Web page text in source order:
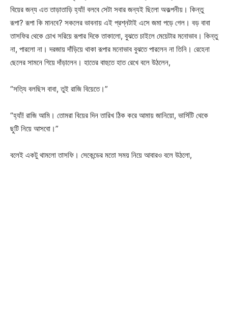
বিয়ের জন্য এত তাড়াতাড়ি হ্যাঁ! বলবে সেটা সবার জন্যই ছিলো অকল্পনীয়। কিন্তু
রূপা? রূপা কি মানবে? সকলের ভাবনায় এই প্রশ্নটাই এসে জমা পড়ে গেল। বড় বাবা
তাসফির থেকে চোখ সরিয়ে রূপার দিকে তাকালো, বুঝতে চাইলে মেয়েটার মনোভাব। কিন্তু
না, পারলো না। দরজায় দাঁড়িয়ে থাকা রূপার মনোভাব বুঝতে পারলেন না তিনি। রেহেনা
ছেলের সামনে গিয়ে দাঁড়ালেন। হাতের বাহুতে হাত রেখে বলে উঠলেন,
“সত্যি বলছিস বাবা, তুই রাজি বিয়েতে।”
“হ্যাঁ! রাজি আমি। তোমরা বিয়ের দিন তারিখ ঠিক করে আমায় জানিয়ো, ভার্সিটি থেকে
ছুটি নিয়ে আসবো।”
বলেই একটু থামলো তাসফি। সেকেন্ডের মতো সময় নিয়ে আবারও বলে উঠলো,